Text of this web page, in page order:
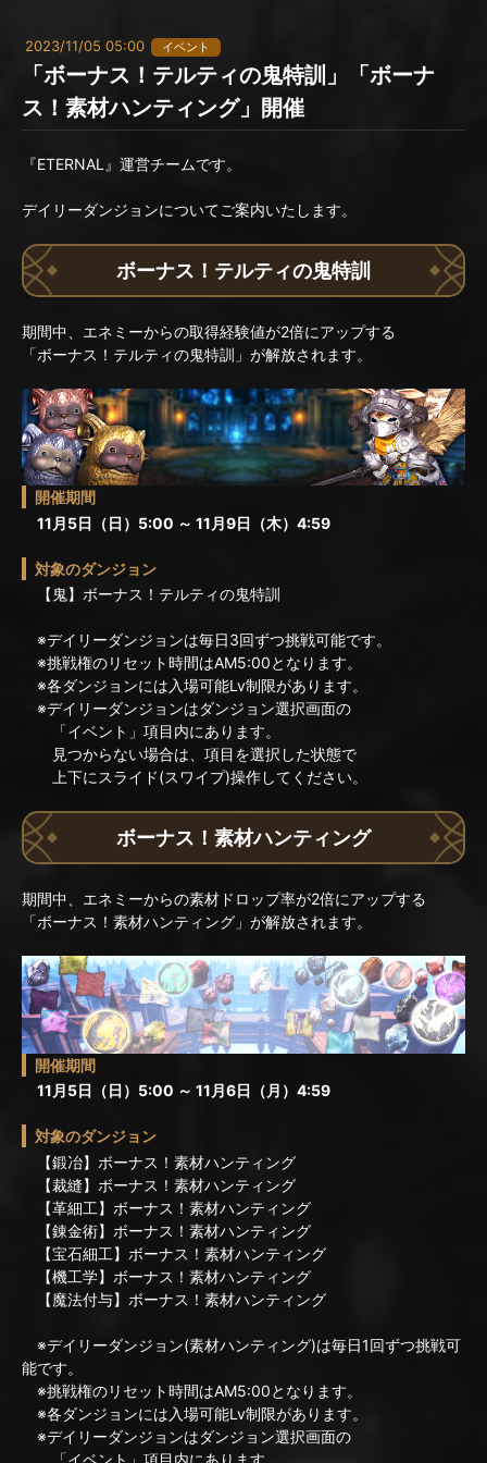
2023/11/05 05:00 イベント
「ボーナス！テルティの鬼特訓」「ボーナ
ス！素材ハンティング」開催
『ETERNAL』運営チームです。
デイリーダンジョンについてご案内いたします。
ボーナス！テルティの鬼特訓
期間中、エネミーからの取得経験値が2倍にアップする
「ボーナス！テルティの鬼特訓」が解放されます。
開催期間
11月5日（日）5:00 ～ 11月9日（木）4:59
対象のダンジョン
【鬼】ボーナス！テルティの鬼特訓
※デイリーダンジョンは毎日3回ずつ挑戦可能です。
※挑戦権のリセット時間はAM5:00となります。
※各ダンジョンには入場可能Lv制限があります。
※デイリーダンジョンはダンジョン選択画面の
「イベント」項目内にあります。
見つからない場合は、項目を選択した状態で
上下にスライド(スワイプ)操作してください。
ボーナス！素材ハンティング
期間中、エネミーからの素材ドロップ率が2倍にアップする
「ボーナス！素材ハンティング」が解放されます。
開催期間
11月5日（日）5:00 ～ 11月6日（月）4:59
対象のダンジョン
【鍛冶】ボーナス！素材ハンティング
【裁縫】ボーナス！素材ハンティング
【革細工】ボーナス！素材ハンティング
【錬金術】ボーナス！素材ハンティング
【宝石細工】ボーナス！素材ハンティング
【機工学】ボーナス！素材ハンティング
【魔法付与】ボーナス！素材ハンティング
※デイリーダンジョン(素材ハンティング)は毎日1回ずつ挑戦可
能です。
※挑戦権のリセット時間はAM5:00となります。
※各ダンジョンには入場可能Lv制限があります。
※デイリーダンジョンはダンジョン選択画面の
「イベント」項目内にあります。